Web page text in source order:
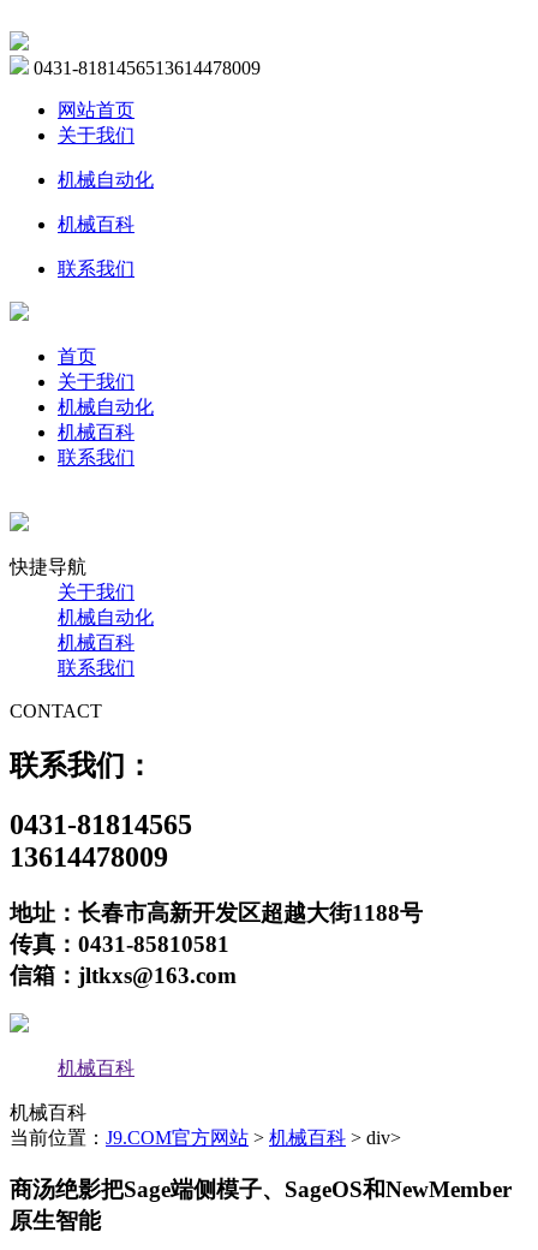
0431-8181456513614478009
网站首页
关于我们
机械自动化
机械百科
联系我们
首页
关于我们
机械自动化
机械百科
联系我们
快捷导航
关于我们
机械自动化
机械百科
联系我们
CONTACT
联系我们：
0431-81814565
13614478009
地址：长春市高新开发区超越大街1188号
传真：0431-85810581
信箱：jltkxs@163.com
机械百科
机械百科
当前位置： J9.COM官方网站 > 机械百科 > div>
商汤绝影把Sage端侧模子、SageOS和NewMember
原生智能